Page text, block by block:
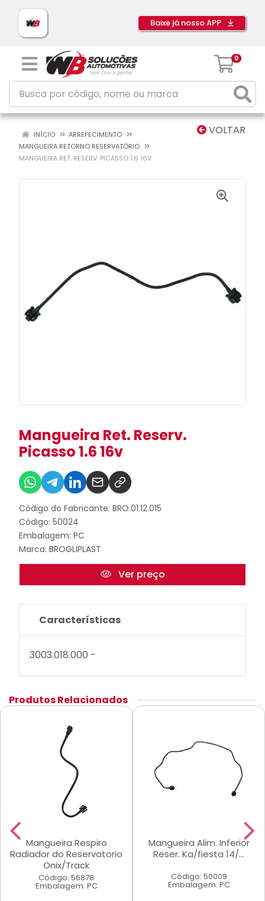
Baixe já nosso APP
0
VOLTAR
INÍCIO
ARREFECIMENTO
MANGUEIRA RETORNO RESERVATÓRIO
MANGUEIRA RET. RESERV. PICASSO 1.6 16V
Mangueira Ret. Reserv.
Picasso 1.6 16v
Código do Fabricante: BRO.01.12.015
Código: 50024
Embalagem: PC
Marca: BROGLIPLAST
Ver preço
Características
3003.018.000 -
Produtos Relacionados
Mangueira Respiro
Radiador do Reservatorio
Onix/Track
Código: 56878
Embalagem: PC
Mangueira Alim. Inferior
Reser. Ka/fiesta 14/...
Código: 50009
Embalagem: PC